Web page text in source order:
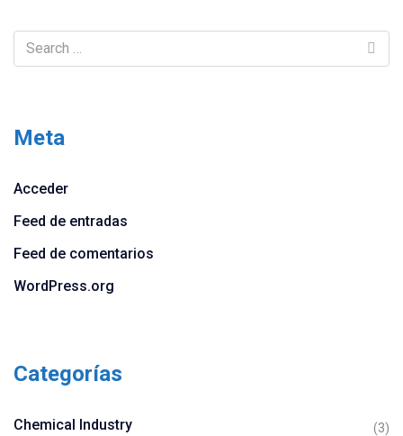
Meta
Acceder
Feed de entradas
Feed de comentarios
WordPress.org
Categorías
Chemical Industry (3)